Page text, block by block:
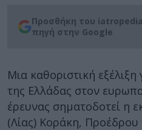
Προσθήκη του
πηγή στην Google
Μια καθοριστική
της Ελλάδας στον
έρευνας σηματοδοτεί η
(Λίας) Κοράκη,